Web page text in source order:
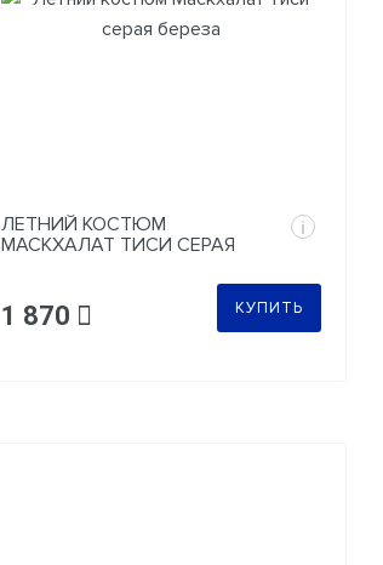
ЛЕТНИЙ КОСТЮМ
МАСКХАЛАТ ТИСИ СЕРАЯ
i
1 870 КУПИТЬ